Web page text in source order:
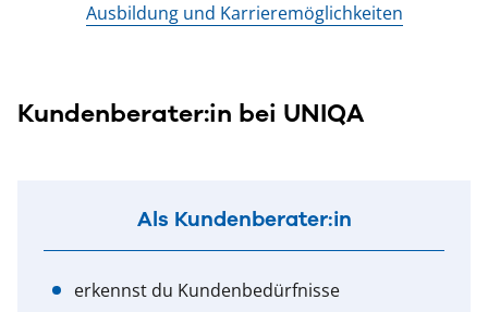
Ausbildung und Karrieremöglichkeiten
Kundenberater:in bei UNIQA
Als Kundenberater:in
erkennst du Kundenbedürfnisse